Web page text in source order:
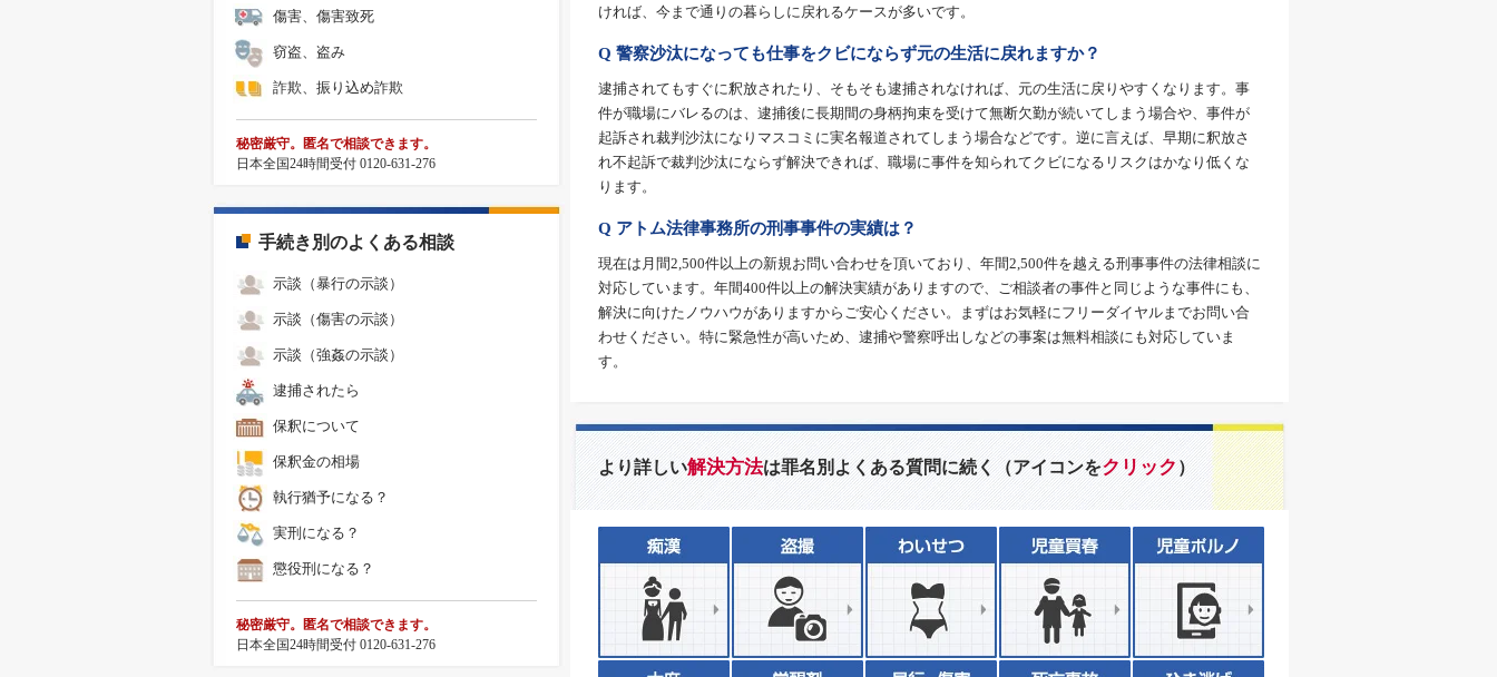
傷害、傷害致死
窃盗、盗み
詐欺、振り込め詐欺
秘密厳守。匿名で相談できます。
日本全国24時間受付 0120-631-276
手続き別のよくある相談
示談（暴行の示談）
示談（傷害の示談）
示談（強姦の示談）
逮捕されたら
保釈について
保釈金の相場
執行猶予になる？
実刑になる？
懲役刑になる？
秘密厳守。匿名で相談できます。
日本全国24時間受付 0120-631-276
ければ、今まで通りの暮らしに戻れるケースが多いです。
Q 警察沙汰になっても仕事をクビにならず元の生活に戻れますか？
逮捕されてもすぐに釈放されたり、そもそも逮捕されなければ、元の生活に戻りやすくなります。事
件が職場にバレるのは、逮捕後に長期間の身柄拘束を受けて無断欠勤が続いてしまう場合や、事件が
起訴され裁判沙汰になりマスコミに実名報道されてしまう場合などです。逆に言えば、早期に釈放さ
れ不起訴で裁判沙汰にならず解決できれば、職場に事件を知られてクビになるリスクはかなり低くな
ります。
Q アトム法律事務所の刑事事件の実績は？
現在は月間2,500件以上の新規お問い合わせを頂いており、年間2,500件を越える刑事事件の法律相談に
対応しています。年間400件以上の解決実績がありますので、ご相談者の事件と同じような事件にも、
解決に向けたノウハウがありますからご安心ください。まずはお気軽にフリーダイヤルまでお問い合
わせください。特に緊急性が高いため、逮捕や警察呼出しなどの事案は無料相談にも対応していま
す。
より詳しい解決方法は罪名別よくある質問に続く（アイコンをクリック）